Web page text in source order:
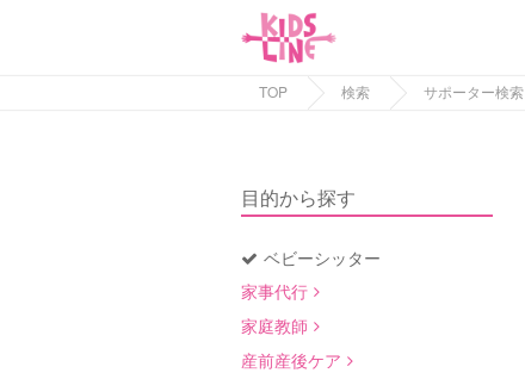
TOP 検索 サポーター検索
目的から探す
ベビーシッター
家事代行
家庭教師
産前産後ケア